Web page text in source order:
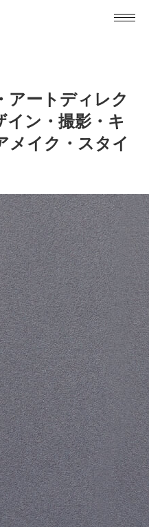
アートディレク
イン・撮影・キ
メイク・スタイ